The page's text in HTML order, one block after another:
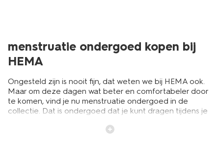
menstruatie ondergoed kopen bij
HEMA
Ongesteld zijn is nooit fijn, dat weten we bij HEMA ook.
Maar om deze dagen wat beter en comfortabeler door
te komen, vind je nu menstruatie ondergoed in de
collectie. Dat is ondergoed dat je kunt dragen tijdens je
inlegkruisjes